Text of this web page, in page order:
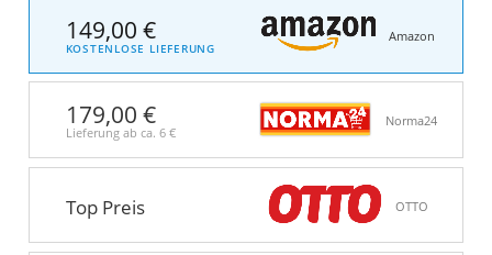
149,00 €
KOSTENLOSE LIEFERUNG
Amazon
179,00 €
Lieferung ab ca. 6 €
Norma24
Top Preis OTTO